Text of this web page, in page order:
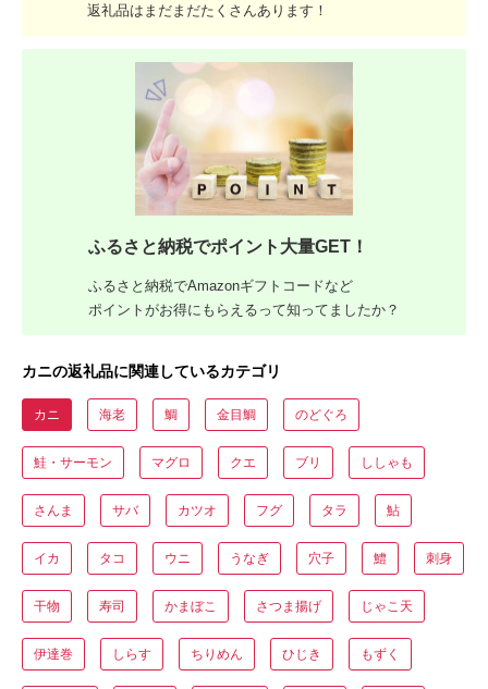
返礼品はまだまだたくさんあります！
ふるさと納税でポイント大量GET！
ふるさと納税でAmazonギフトコードなど
ポイントがお得にもらえるって知ってましたか？
カニの返礼品に関連しているカテゴリ
カニ 海老 鯛 金目鯛 のどぐろ
鮭・サーモン マグロ クエ ブリ ししゃも
さんま サバ カツオ フグ タラ 鮎
イカ タコ ウニ うなぎ 穴子 鱧 刺身
干物 寿司 かまぼこ さつま揚げ じゃこ天
伊達巻 しらす ちりめん ひじき もずく